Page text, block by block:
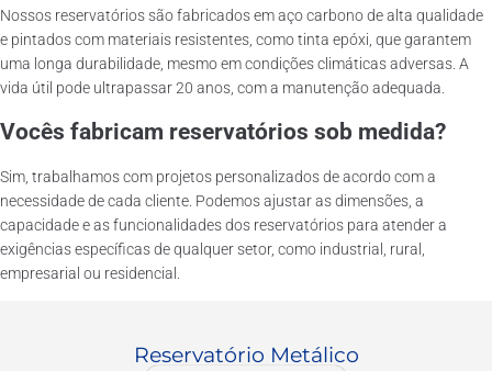
Nossos reservatórios são fabricados em aço carbono de alta qualidade
e pintados com materiais resistentes, como tinta epóxi, que garantem
uma longa durabilidade, mesmo em condições climáticas adversas. A
vida útil pode ultrapassar 20 anos, com a manutenção adequada.
Vocês fabricam reservatórios sob medida?
Sim, trabalhamos com projetos personalizados de acordo com a
necessidade de cada cliente. Podemos ajustar as dimensões, a
capacidade e as funcionalidades dos reservatórios para atender a
exigências específicas de qualquer setor, como industrial, rural,
empresarial ou residencial.
Reservatório Metálico